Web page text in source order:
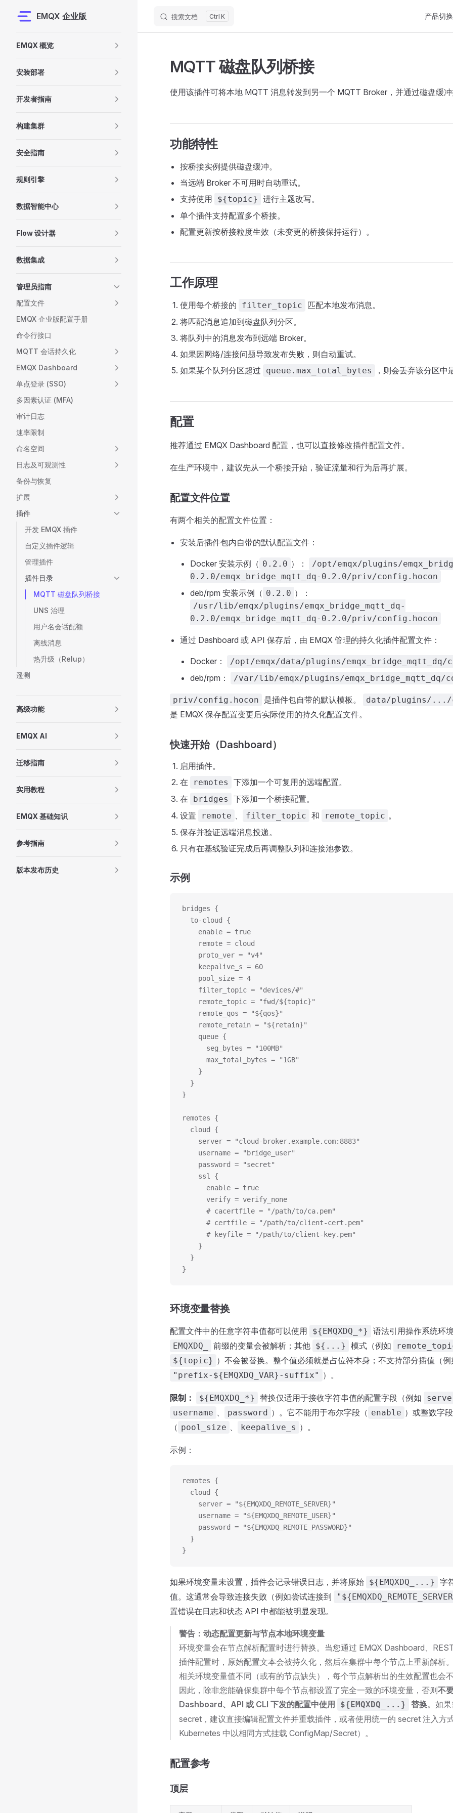
Skip to content
EMQX 企业版 搜索文档 K 产品切换
EMQX 概览
安装部署
开发者指南
构建集群
安全指南
规则引擎
数据智能中心
Flow 设计器
数据集成
管理员指南
配置文件
EMQX 企业版配置手册
命令行接口
MQTT 会话持久化
EMQX Dashboard
单点登录 (SSO)
多因素认证 (MFA)
审计日志
速率限制
命名空间
日志及可观测性
备份与恢复
扩展
插件
开发 EMQX 插件
自定义插件逻辑
管理插件
插件目录
MQTT 磁盘队列桥接
UNS 治理
用户名会话配额
离线消息
热升级（Relup）
遥测
高级功能
EMQX AI
迁移指南
实用教程
EMQX 基础知识
参考指南
版本发布历史
MQTT 磁盘队列桥接
使用该插件可将本地 MQTT 消息转发到另一个 MQTT Broker，并通过磁盘缓冲
功能特性
按桥接实例提供磁盘缓冲。
当远端 Broker 不可用时自动重试。
支持使用
${topic}
进行主题改写。
单个插件支持配置多个桥接。
配置更新按桥接粒度生效（未变更的桥接保持运行）。
工作原理
使用每个桥接的 filter_topic
匹配本地发布消息。
将匹配消息追加到磁盘队列分区。
将队列中的消息发布到远端 Broker。
如果因网络/连接问题导致发布失败，则自动重试。
如果某个队列分区超过
queue.max_total_bytes ，则会丢弃该分区中
配置
推荐通过 EMQX Dashboard 配置，也可以直接修改插件配置文件。
在生产环境中，建议先从一个桥接开始，验证流量和行为后再扩展。
配置文件位置
有两个相关的配置文件位置：
安装后插件包内自带的默认配置文件：
Docker 安装示例（ 0.2.0 ）：
/opt/emqx/plugins/
0.2.0/emqx_bridge_mqtt_dq-0.2.0/priv/config.hocon
deb/rpm 安装示例（ 0.2.0 ）：
/usr/lib/emqx/plugins/emqx_bridge_mqtt_dq-
0.2.0/emqx_bridge_mqtt_dq-0.2.0/priv/config.hocon
通过 Dashboard 或 API 保存后，由 EMQX 管理的持久化插件配置文件：
Docker： /opt/emqx/data/plugins/emqx_bridge_mqtt_dq/
deb/rpm： /var/lib/emqx/plugins/emqx_bridge_mqtt_dq/
priv/config.hocon 是插件包自带的默认模板。 data/plugins/.../
是 EMQX 保存配置变更后实际使用的持久化配置文件。
快速开始（Dashboard）
启用插件。
在
remotes
下添加一个可复用的远端配置。
在
bridges
下添加一个桥接配置。
设置
remote 、 filter_topic 和 remote_topic 。
保存并验证远端消息投递。
只有在基线验证完成后再调整队列和连接池参数。
示例
bridges {
  to-cloud {
    enable = true
    remote = cloud
    proto_ver = "v4"
    keepalive_s = 60
    pool_size = 4
    filter_topic = "devices/#"
    remote_topic = "fwd/${topic}"
    remote_qos = "${qos}"
    remote_retain = "${retain}"
    queue {
      seg_bytes = "100MB"
      max_total_bytes = "1GB"
    }
  }
}
remotes {
  cloud {
    server = "cloud-broker.example.com:8883"
    username = "bridge_user"
    password = "secret"
    ssl {
      enable = true
      verify = verify_none
      # cacertfile = "/path/to/ca.pem"
      # certfile = "/path/to/client-cert.pem"
      # keyfile = "/path/to/client-key.pem"
    }
  }
}
环境变量替换
配置文件中的任意字符串值都可以使用 ${EMQXDQ_*} 语法引用操作系统环
EMQXDQ_ 前缀的变量会被解析；其他 ${...} 模式（例如
${topic} ）不会被替换。整个值必须就是占位符本身；不支持部分插值（例
"prefix-${EMQXDQ_VAR}-suffix" ）。
限制： ${EMQXDQ_*} 替换仅适用于接收字符串值的配置字段（例如
username 、 password ）。它不能用于布尔字段（ enable ）或整数字段
（ pool_size 、 keepalive_s ）。
示例：
remotes {
  cloud {
    server = "${EMQXDQ_REMOTE_SERVER}"
    username = "${EMQXDQ_REMOTE_USER}"
    password = "${EMQXDQ_REMOTE_PASSWORD}"
  }
}
如果环境变量未设置，插件会记录错误日志，并将原始 ${EMQXDQ_...}
字
值。这通常会导致连接失败（例如尝试连接到
置错误在日志和状态 API 中都能被明显发现。
警告：动态配置更新与节点本地环境变量
环境变量会在节点解析配置时进行替换。当您通过 EMQX Dashboard、
插件配置时，原始配置文本会被持久化，然后在集群中每个节点上重新解析
相关环境变量值不同（或有的节点缺失），每个节点解析出的生效配置也会不
因此，除非您能确保集群中每个节点都设置了完全一致的环境变量，否则不
Dashboard、API 或 CLI 下发的配置中使用
${EMQXDQ_...} 替换。如
secret，建议直接编辑配置文件并重载插件，或者使用统一的 secret 注入方
Kubernetes 中以相同方式挂载 ConfigMap/Secret）。
配置参考
顶层